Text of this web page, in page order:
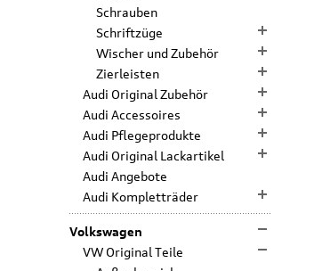
Schrauben
Schriftzüge
Wischer und Zubehör
Zierleisten
Audi Original Zubehör
Audi Accessoires
Audi Pflegeprodukte
Audi Original Lackartikel
Audi Angebote
Audi Kompletträder
Volkswagen
VW Original Teile